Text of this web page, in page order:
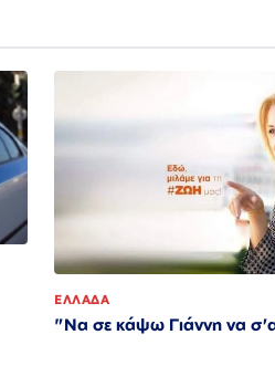
ΕΛΛΑΔΑ
"Να σε κάψω Γιάννη να